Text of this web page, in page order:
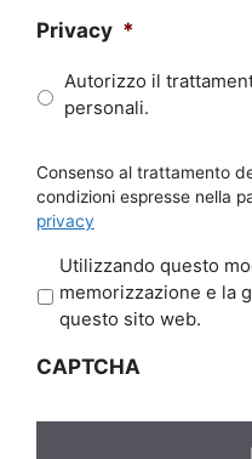
Privacy *
Autorizzo il
personali.
Consenso al trattamento
condizioni espresse nella
privacy
r
a
y
Utilizzando questo
memorizzazione e la
questo sito web.
CAPTCHA